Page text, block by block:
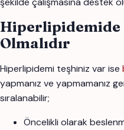
Hiperlipidemide
Olmalıdır
Hiperlipidemi teşhiniz var ise
yapmanız ve yapmamanız
sıralanabilir;
Öncelikli olarak